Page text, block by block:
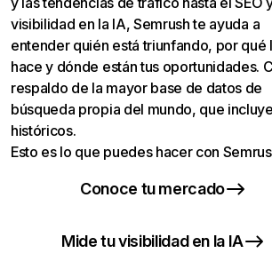
visibilidad en la IA, Semrush te ayuda a
entender quién está triunfando, por qué
hace y dónde están tus oportunidades.
respaldo de la mayor base de datos de
búsqueda propia del mundo, que
históricos.
Esto es lo que puedes hacer con
Conoce tu mercado
Mide tu visibilidad en la IA